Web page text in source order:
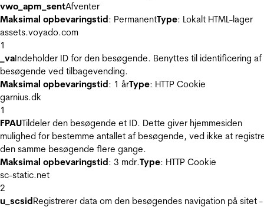
vwo_apm_sentAfventer
Maksimal opbevaringstid: PermanentType: Lokalt HTML-lager
assets.voyado.com
1
_vaIndeholder ID for den besøgende. Benyttes til identificering af
besøgende ved tilbagevending.
Maksimal opbevaringstid: 1 årType: HTTP Cookie
garnius.dk
1
FPAUTildeler den besøgende et ID. Dette giver hjemmesiden
mulighed for bestemme antallet af besøgende, ved ikke at
den samme besøgende flere gange.
Maksimal opbevaringstid: 3 mdr.Type: HTTP Cookie
sc-static.net
2
u_scsidRegistrerer data om den besøgendes navigation på sitet -